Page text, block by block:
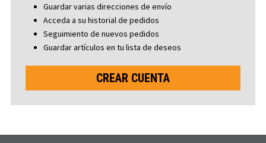
Guardar varias direcciones de envío
Acceda a su historial de pedidos
Seguimiento de nuevos pedidos
Guardar artículos en tu lista de deseos
CREAR CUENTA